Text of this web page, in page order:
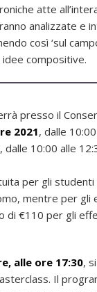
atte
analizzate e
così ‘sul
compositive.
presso il
2021, dalle
, dalle 10:00 alle
per gli studenti
mentre per gli
di €110 per gli
alle ore 17:30,
Il